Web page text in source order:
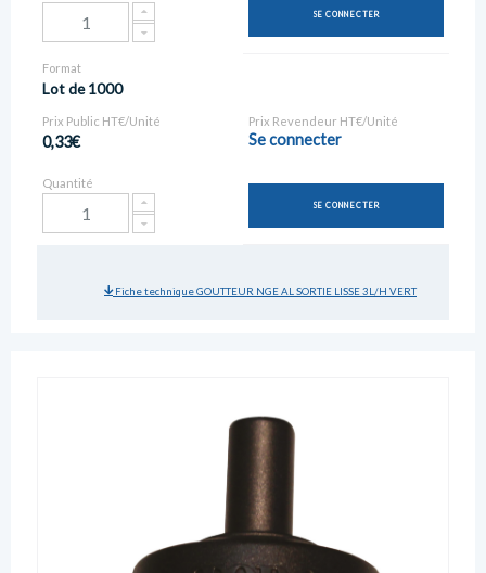
SE CONNECTER
Format
Lot de 1000
Prix Public HT€/Unité
0,33€
Prix Revendeur HT€/Unité
Se connecter
Quantité
SE CONNECTER
Fiche technique GOUTTEUR NGE AL SORTIE LISSE 3L/H VERT